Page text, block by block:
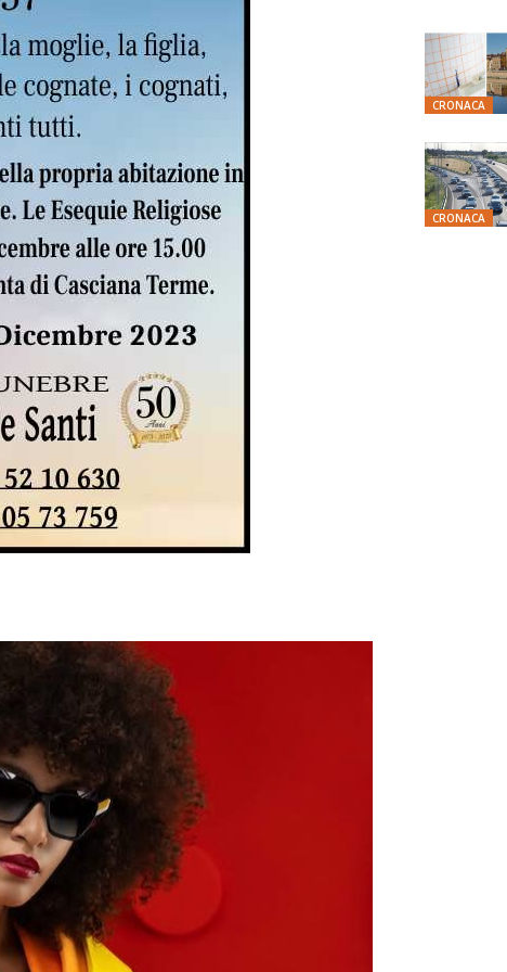
CRONACA
CRONACA